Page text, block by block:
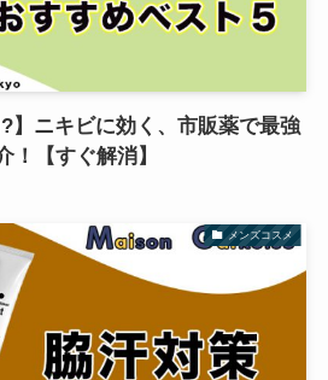
】ニキビに効く、市販薬で最強
！【すぐ解消】
メンズコスメ